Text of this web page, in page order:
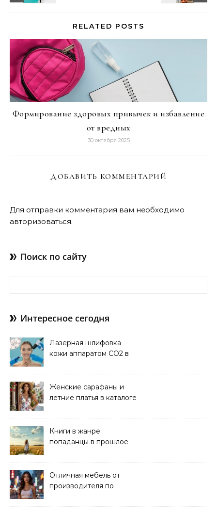
RELATED POSTS
Формирование здоровых привычек и избавление
от вредных
30 октября 2025
ДОБАВИТЬ КОММЕНТАРИЙ
Для отправки комментария вам необходимо
авторизоваться.
Поиск по сайту
Интересное сегодня
Лазерная шлифовка
кожи аппаратом CO2 в
Женские сарафаны и
летние платья в каталоге
Книги в жанре
попаданцы в прошлое
Отличная мебель от
производителя по